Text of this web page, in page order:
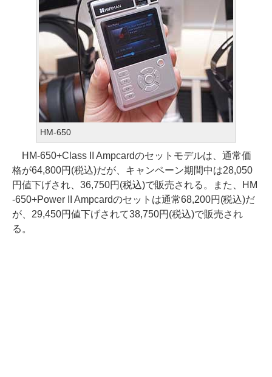
HM-650
HM-650+Class II Ampcardのセットモデルは、通常価
格が64,800円(税込)だが、キャンペーン期間中は28,050
円値下げされ、36,750円(税込)で販売される。また、HM
-650+Power II Ampcardのセットは通常68,200円(税込)だ
が、29,450円値下げされて38,750円(税込)で販売され
る。